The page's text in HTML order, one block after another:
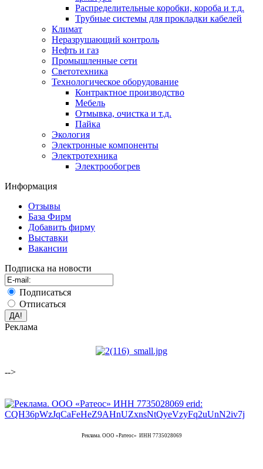
Распределительные коробки, короба и т.д.
Трубные системы для прокладки кабелей
Климат
Неразрушающий контроль
Нефть и газ
Промышленные сети
Светотехника
Технологическое оборудование
Контрактное производство
Мебель
Отмывка, очистка и т.д.
Пайка
Экология
Электронные компоненты
Электротехника
Электрообогрев
Информация
Отзывы
База Фирм
Добавить фирму
Выставки
Вакансии
Подписка на новости
Подписаться
Отписаться
Реклама
-->
Реклама. ООО «Ратеос» ИНН 7735028069